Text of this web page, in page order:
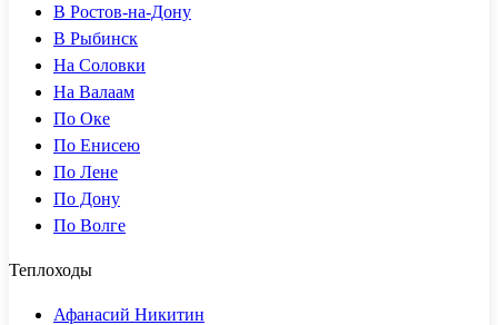
В Ростов-на-Дону
В Рыбинск
На Соловки
На Валаам
По Оке
По Енисею
По Лене
По Дону
По Волге
Теплоходы
Афанасий Никитин